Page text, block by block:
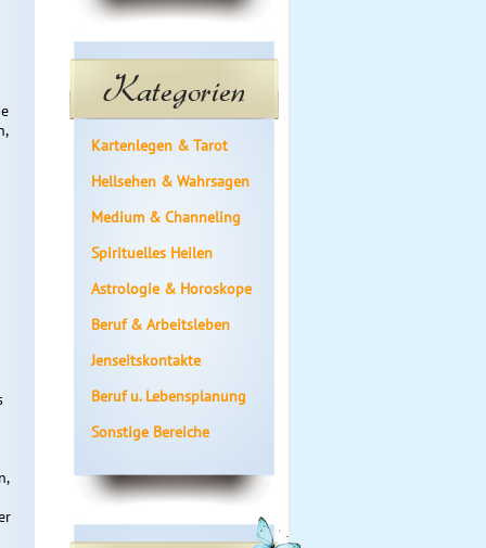
Kategorien
Kartenlegen & Tarot
Hellsehen & Wahrsagen
Medium & Channeling
Spirituelles Heilen
Astrologie & Horoskope
Beruf & Arbeitsleben
Jenseitskontakte
Beruf u. Lebensplanung
Sonstige Bereiche